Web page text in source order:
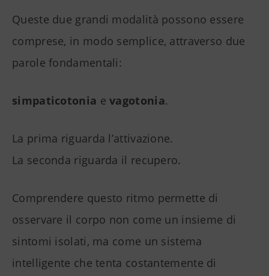
Queste due grandi modalità possono essere
comprese, in modo semplice, attraverso due
parole fondamentali:
simpaticotonia evagotonia.
La prima riguarda l’attivazione.
La seconda riguarda il recupero.
Comprendere questo ritmo permette di
osservare il corpo non come un insieme di
sintomi isolati, ma come un sistema
intelligente che tenta costantemente di